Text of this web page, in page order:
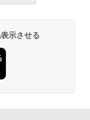
示させる